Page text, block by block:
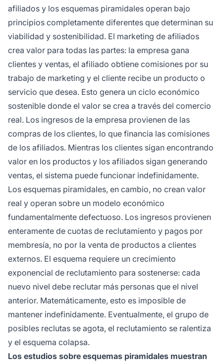
afiliados y los esquemas piramidales operan bajo
principios completamente diferentes que determinan su
viabilidad y sostenibilidad. El marketing de afiliados
crea valor para todas las partes: la empresa gana
clientes y ventas, el afiliado obtiene comisiones por su
trabajo de marketing y el cliente recibe un producto o
servicio que desea. Esto genera un ciclo económico
sostenible donde el valor se crea a través del comercio
real. Los ingresos de la empresa provienen de las
compras de los clientes, lo que financia las comisiones
de los afiliados. Mientras los clientes sigan encontrando
valor en los productos y los afiliados sigan generando
ventas, el sistema puede funcionar indefinidamente.
Los esquemas piramidales, en cambio, no crean valor
real y operan sobre un modelo económico
fundamentalmente defectuoso. Los ingresos provienen
enteramente de cuotas de reclutamiento y pagos por
membresía, no por la venta de productos a clientes
externos. El esquema requiere un crecimiento
exponencial de reclutamiento para sostenerse: cada
nuevo nivel debe reclutar más personas que el nivel
anterior. Matemáticamente, esto es imposible de
mantener indefinidamente. Eventualmente, el grupo de
posibles reclutas se agota, el reclutamiento se ralentiza
y el esquema colapsa.
Los estudios sobre esquemas piramidales muestran